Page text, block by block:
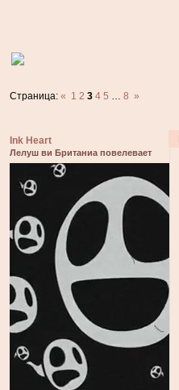
Страница:« 1 2 3 4 5 … 8 »
Ink Heart
Лелуш ви Британиа повелевает